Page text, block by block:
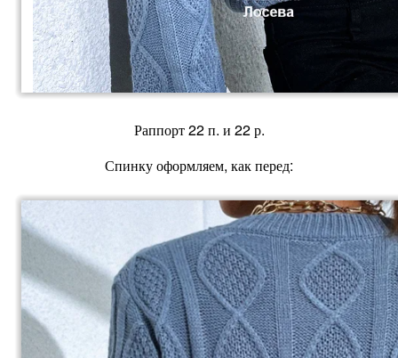
Раппорт 22 п. и 22 р.
Спинку оформляем, как перед: